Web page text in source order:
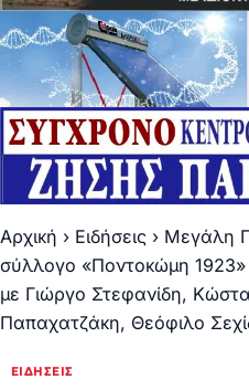
Αρχική › Ειδήσεις › Μεγάλη
σύλλογο «Ποντοκώμη
με Γιώργο Στεφανίδη,
Παπαχατζάκη, Θεόφιλο
ΕΙΔΉΣΕΙΣ